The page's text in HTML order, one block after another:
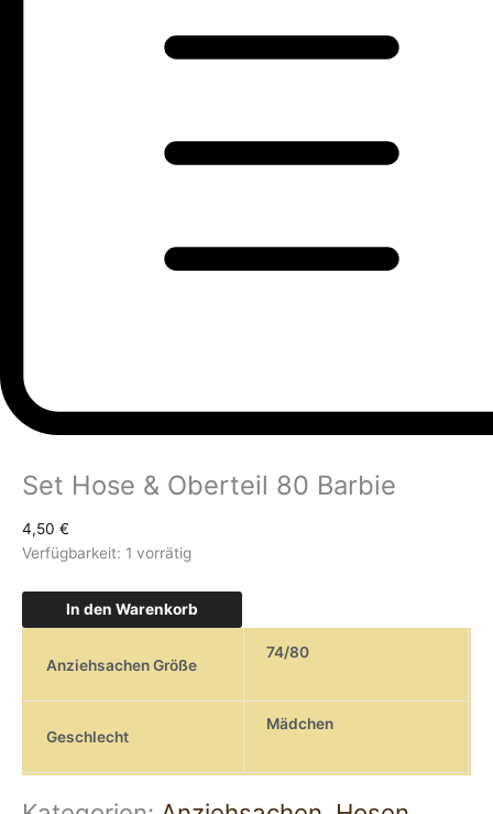
Set Hose & Oberteil 80 Barbie
4,50 €
Verfügbarkeit: 1 vorrätig
In den Warenkorb
Anziehsachen Größe
74/80
Geschlecht
Mädchen